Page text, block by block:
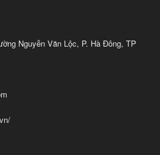
Nguyễn Văn Lộc, P. Hà Đông, TP